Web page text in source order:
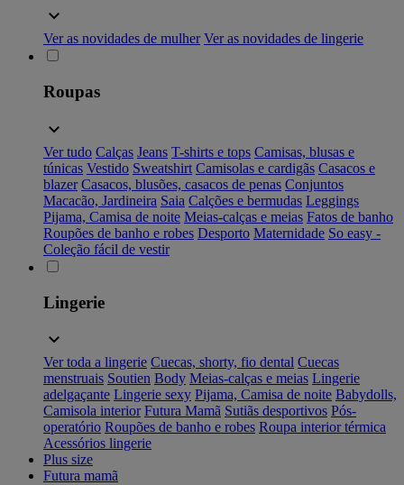
Ver as novidades de mulher Ver as novidades de lingerie
Roupas
Ver tudo Calças Jeans T-shirts e tops Camisas, blusas e
túnicas Vestido Sweatshirt Camisolas e cardigãs Casacos e
blazer Casacos, blusões, casacos de penas Conjuntos
Macacão, Jardineira Saia Calções e bermudas Leggings
Pijama, Camisa de noite Meias-calças e meias Fatos de banho
Roupões de banho e robes Desporto Maternidade So easy -
Coleção fácil de vestir
Lingerie
Ver toda a lingerie Cuecas, shorty, fio dental Cuecas
menstruais Soutien Body Meias-calças e meias Lingerie
adelgaçante Lingerie sexy Pijama, Camisa de noite Babydolls,
Camisola interior Futura Mamã Sutiãs desportivos Pós-
operatório Roupões de banho e robes Roupa interior térmica
Acessórios lingerie
Plus size
Futura mamã